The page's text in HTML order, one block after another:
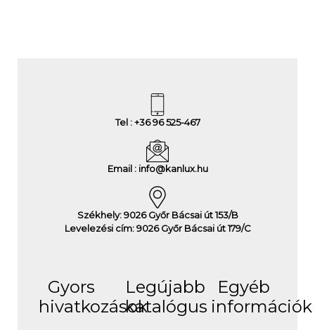
Tel : +36 96 525-467
Email : info@kanlux.hu
Székhely: 9026 Győr Bácsai út 153/B
Levelezési cím: 9026 Győr Bácsai út 179/C
Gyors
hivatkozások
Legújabb
katalógus
Egyéb
információk